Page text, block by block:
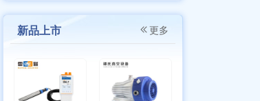
新品上市 更多